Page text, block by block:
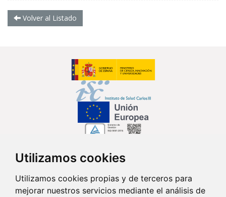
Utilizamos cookies
Utilizamos cookies propias y de terceros para
mejorar nuestros servicios mediante el análisis de
Volver al Listado
Síguenos en...